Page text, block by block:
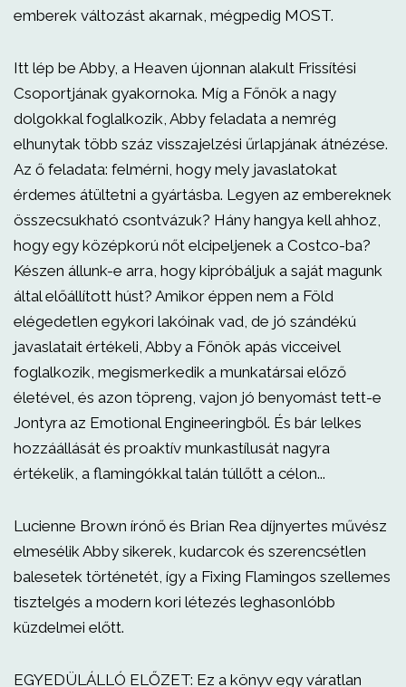
emberek változást akarnak, mégpedig MOST.
Itt lép be Abby, a Heaven újonnan alakult Frissítési
Csoportjának gyakornoka. Míg a Főnök a nagy
dolgokkal foglalkozik, Abby feladata a nemrég
elhunytak több száz visszajelzési űrlapjának átnézése.
Az ő feladata: felmérni, hogy mely javaslatokat
érdemes átültetni a gyártásba. Legyen az embereknek
összecsukható csontvázuk? Hány hangya kell ahhoz,
hogy egy középkorú nőt elcipeljenek a Costco-ba?
Készen állunk-e arra, hogy kipróbáljuk a saját magunk
által előállított húst? Amikor éppen nem a Föld
elégedetlen egykori lakóinak vad, de jó szándékú
javaslatait értékeli, Abby a Főnök apás vicceivel
foglalkozik, megismerkedik a munkatársai előző
életével, és azon töpreng, vajon jó benyomást tett-e
Jontyra az Emotional Engineeringből. És bár lelkes
hozzáállását és proaktív munkastílusát nagyra
értékelik, a flamingókkal talán túllőtt a célon...
Lucienne Brown írónő és Brian Rea díjnyertes művész
elmesélik Abby sikerek, kudarcok és szerencsétlen
balesetek történetét, így a Fixing Flamingos szellemes
tisztelgés a modern kori létezés leghasonlóbb
küzdelmei előtt.
EGYEDÜLÁLLÓ ELŐZET: Ez a könyv egy váratlan